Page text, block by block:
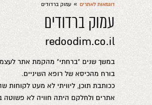
דוגמאות לאתרים » עמוק ברדודים
עמוק ברדודים
redoodim.co.il
במשך שנים "ברחתי" מהקמת אתר
בורח מהכיסא של רופא השיניים.
ככותבת תוכן, ליוויתי לא מעט לקוחות
אתרים ולחלקם היתה חוויה לא פשוטה